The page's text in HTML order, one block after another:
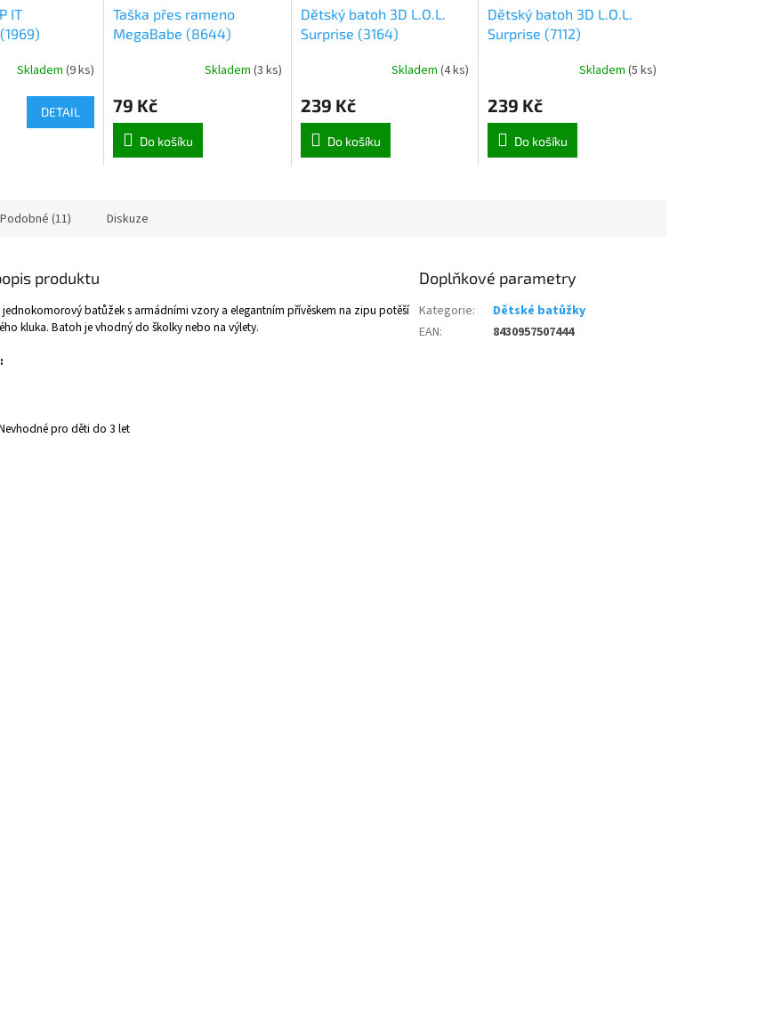
IT
Skladem (9 ks)
DETAIL
Taška přes rameno
MegaBabe (8644)
Skladem (3 ks)
79 Kč
Do košíku
Dětský batoh 3D L.O.L.
Surprise (3164)
Skladem(4 ks)
239 Kč
Do košíku
Dětský batoh 3D L.O.L.
Surprise (7112)
Skladem (5 ks)
239 Kč
Do košíku
Podobné (11) Diskuze
produktu
jednokomorový batůžek s armádními vzory a elegantním přívěskem na zipu potěší
kluka. Batoh je vhodný do školky nebo na výlety.
pro děti do 3 let
Doplňkové parametry
Kategorie:
Dětské batůžky
EAN: 8430957507444